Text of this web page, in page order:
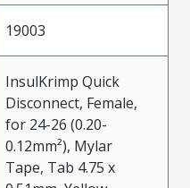
19003
InsulKrimp Quick
Disconnect, Female,
for 24-26 (0.20-
0.12mm²), Mylar
Tape, Tab 4.75 x